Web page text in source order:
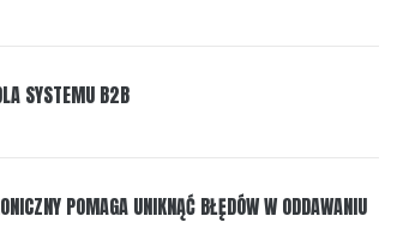
SYSTEMU B2B
POMAGA UNIKNĄĆ BŁĘDÓW W ODDAWANIU